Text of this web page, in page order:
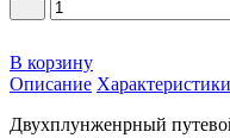
В корзину
Описание Характеристики
Двухплунженрный